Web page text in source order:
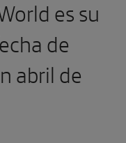
es su
de
abril de